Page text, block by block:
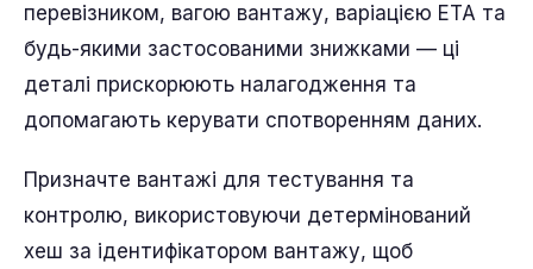
перевізником, вагою вантажу, варіацією ETA та
будь-якими застосованими знижками — ці
деталі прискорюють налагодження та
допомагають керувати спотворенням даних.
Призначте вантажі для тестування та
контролю, використовуючи детермінований
хеш за ідентифікатором вантажу, щоб